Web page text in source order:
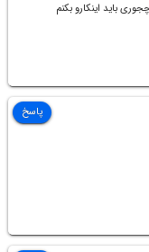
باید اینکارو بکنم
پاسخ